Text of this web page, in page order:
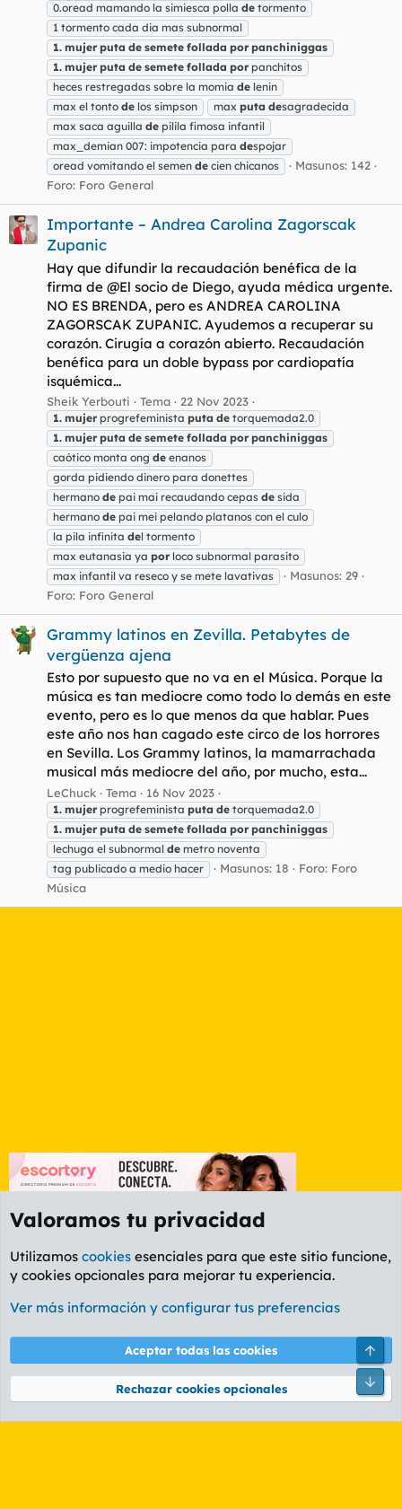
0.oread mamando la simiesca polla de tormento
1 tormento cada dia mas subnormal
1. mujer puta de semete follada por panchiniggas
1. mujer puta de semete follada por panchitos
heces restregadas sobre la momia de lenin
max el tonto de los simpson max puta desagradecida
max saca aguilla de pilila fimosa infantil
max_demian 007: impotencia para despojar
oread vomitando el semen de cien chicanos
Masunos: 142
Foro: Foro General
Importante – Andrea Carolina Zagorscak
Zupanic
Hay que difundir la recaudación benéfica de la
firma de @El socio de Diego, ayuda médica urgente.
NO ES BRENDA, pero es ANDREA CAROLINA
ZAGORSCAK ZUPANIC. Ayudemos a recuperar su
corazón. Cirugía a corazón abierto. Recaudación
benéfica para un doble bypass por cardiopatía
isquémica...
Sheik Yerbouti Tema 22 Nov 2023
1. mujer progrefeminista puta de torquemada2.0
1. mujer puta de semete follada por panchiniggas
caótico monta ong de enanos
gorda pidiendo dinero para donettes
hermano de pai mai recaudando cepas de sida
hermano de pai mei pelando platanos con el culo
la pila infinita del tormento
max eutanasia ya por loco subnormal parasito
max infantil va reseco y se mete lavativas
Masunos: 29
Foro: Foro General
Grammy latinos en Zevilla. Petabytes de
vergüenza ajena
Esto por supuesto que no va en el Música. Porque la
música es tan mediocre como todo lo demás en este
evento, pero es lo que menos da que hablar. Pues
este año nos han cagado este circo de los horrores
en Sevilla. Los Grammy latinos, la mamarrachada
musical más mediocre del año, por mucho, esta...
LeChuck Tema 16 Nov 2023
1. mujer progrefeminista puta de torquemada2.0
1. mujer puta de semete follada por panchiniggas
lechuga el subnormal de metro noventa
tag publicado a medio hacer
Masunos: 18 Foro: Foro
Música
Etiquetas
Cookies
PL OLDSTYLE AMARILLO
Términos y reglas Política de privacidad Ayuda
Community platform by XenForo® © 2010-2026 XenForo Ltd.
Valoramos tu privacidad
Utilizamos cookies esenciales para que este sitio funcione,
y cookies opcionales para mejorar tu experiencia.
Ver más información y configurar tus preferencias
Aceptar todas las cookies
Rechazar cookies opcionales
Pie